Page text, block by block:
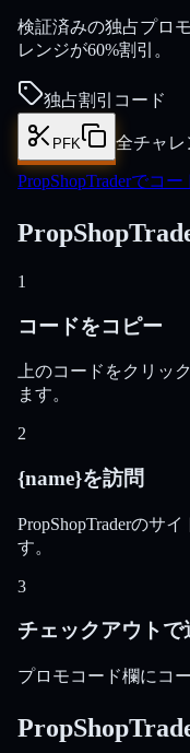
検証済みの独占プロ
レンジが60%割引。
独占割引コード
PFK 全チャレ
PropShopTraderでコー
1
コードをコピー
上のコードをクリッ
ます。
2
{name}を訪問
PropShopTraderのサ
す。
3
チェックアウトで
プロモコード欄にコ